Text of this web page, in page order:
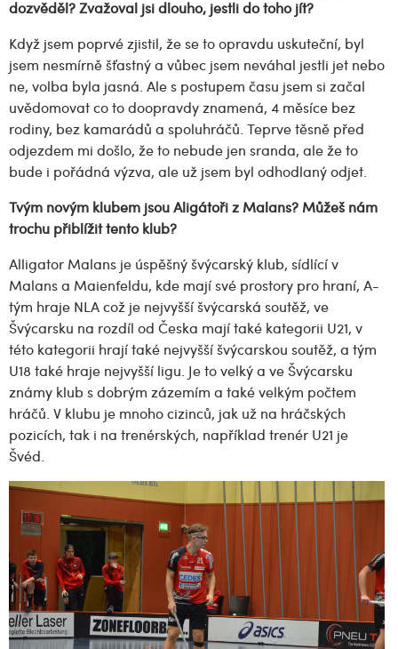
dozvěděl? Zvažoval jsi dlouho, jestli do toho jít?
Když jsem poprvé zjistil, že se to opravdu uskuteční, byl
jsem nesmírně šťastný a vůbec jsem neváhal jestli jet nebo
ne, volba byla jasná. Ale s postupem času jsem si začal
uvědomovat co to doopravdy znamená, 4 měsíce bez
rodiny, bez kamarádů a spoluhráčů. Teprve těsně před
odjezdem mi došlo, že to nebude jen sranda, ale že to
bude i pořádná výzva, ale už jsem byl odhodlaný odjet.
Tvým novým klubem jsou Aligátoři z Malans? Můžeš nám
trochu přiblížit tento klub?
Alligator Malans je úspěšný švýcarský klub, sídlící v
Malans a Maienfeldu, kde mají své prostory pro hraní, A-
tým hraje NLA což je nejvyšší švýcarská soutěž, ve
Švýcarsku na rozdíl od Česka mají také kategorii U21, v
této kategorii hrají také nejvyšší švýcarskou soutěž, a tým
U18 také hraje nejvyšší ligu. Je to velký a ve Švýcarsku
známy klub s dobrým zázemím a také velkým počtem
hráčů. V klubu je mnoho cizinců, jak už na hráčských
pozicích, tak i na trenérských, například trenér U21 je
Švéd.